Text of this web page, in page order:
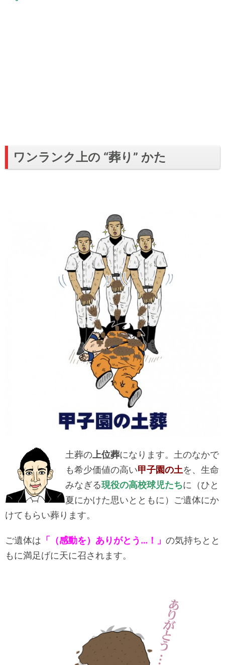
ワンランク上の “葬り” かた
土葬の 上位葬になります。土のなかで
も希少価値の高い甲子園の土を、生命
みなぎる現役の高校球児たちに（ひと
夏にかけた思いとともに）ご遺体にか
けてもらい葬ります。
ご遺体は 「（感動を）ありがとう…！」 の気持ちとと
もに満足げに天に召されます。